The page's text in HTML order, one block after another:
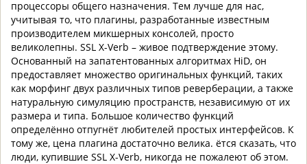
процессоры общего назначения. Тем лучше для нас,
учитывая то, что плагины, разработанные известным
производителем микшерных консолей, просто
великолепны. SSL X-Verb – живое подтверждение этому.
Основанный на запатентованных алгоритмах HiD, он
предоставляет множество оригинальных функций, таких
как морфинг двух различных типов реверберации, а также
натуральную симуляцию пространств, независимую от их
размера и типа. Большое количество функций
определённо отпугнёт любителей простых интерфейсов. К
тому же, цена плагина достаточно велика. ётся сказать, что
люди, купившие SSL X-Verb, никогда не пожалеют об этом.